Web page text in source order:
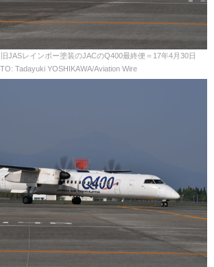
JASレインボー塗装のJACのQ400最終便＝17年4月30日
Tadayuki YOSHIKAWA/Aviation Wire